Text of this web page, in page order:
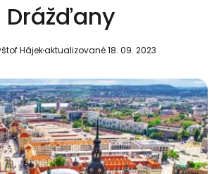
Drážďany
Hájekaktualizované 18. 09. 2023
so službou Google
na Facebooku
s e-mailom